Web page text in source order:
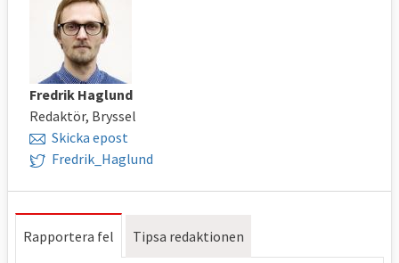
Fredrik Haglund
Redaktör, Bryssel
Skicka epost
Fredrik_Haglund
Rapportera fel Tipsa redaktionen